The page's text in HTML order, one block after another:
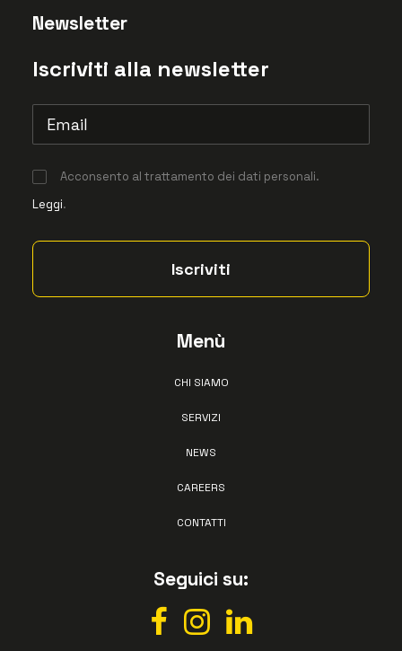
Menù
CHI SIAMO
SERVIZI
NEWS
CAREERS
CONTATTI
Newsletter
Iscriviti alla newsletter
Acconsento al trattamento dei dati personali.
Leggi.
Seguici su: